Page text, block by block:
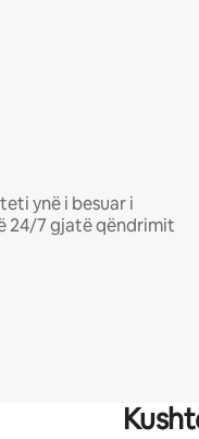
ynë i besuar i
24/7 gjatë qëndrimit